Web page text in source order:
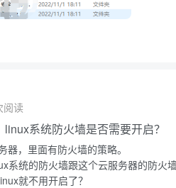
阅读
linux系统防火墙是否需要开启？
器，里面有防火墙的策略。
系统的防火墙跟这个云服务器的防火
就不用开启了？